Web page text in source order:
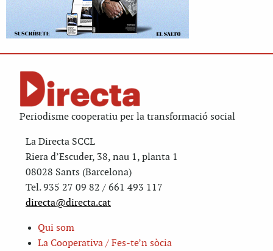
Periodisme cooperatiu per la transformació social
La Directa SCCL
Riera d’Escuder, 38, nau 1, planta 1
08028 Sants (Barcelona)
Tel. 935 27 09 82 / 661 493 117
directa@directa.cat
Qui som
La Cooperativa / Fes-te’n sòcia